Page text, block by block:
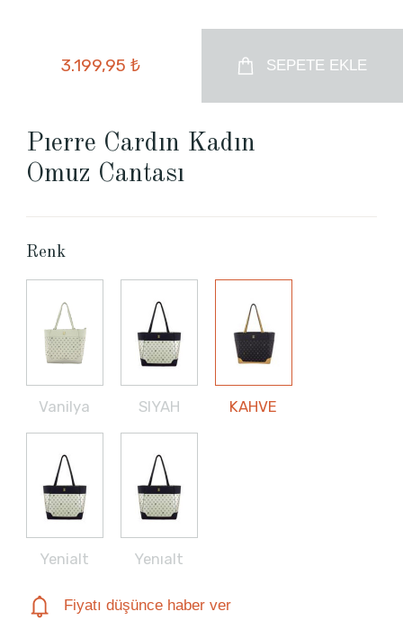
3.199,95 ₺ SEPETE EKLE
Pıerre Cardın Kadın
Omuz Cantası
Renk
Vanilya SIYAH KAHVE
Yenialt Yenıalt
Fiyatı düşünce haber ver